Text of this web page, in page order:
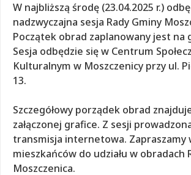
W najbliższą środę (23.04.2025 r.)
nadzwyczajna sesja Rady Gminy
Początek obrad zaplanowany jest na
Sesja odbędzie się w Centrum
Kulturalnym w Moszczenicy przy ul.
13.
Szczegółowy porządek obrad
załączonej grafice. Z sesji
transmisja internetowa. Zapraszamy
mieszkańców do udziału w obradach
Moszczenica.